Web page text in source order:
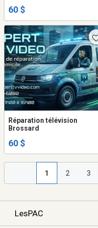
60 $
Réparation télévision
Brossard
60 $
1 2 3
LesPAC